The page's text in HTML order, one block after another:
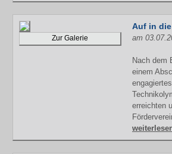
Zur Galerie
Auf in
am
Nach dem
einem
erreichten